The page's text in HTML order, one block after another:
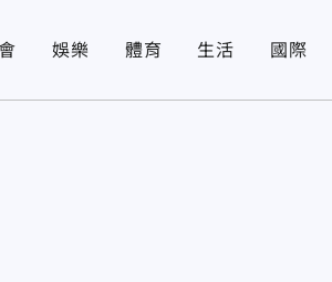
娛樂 體育 生活 國際